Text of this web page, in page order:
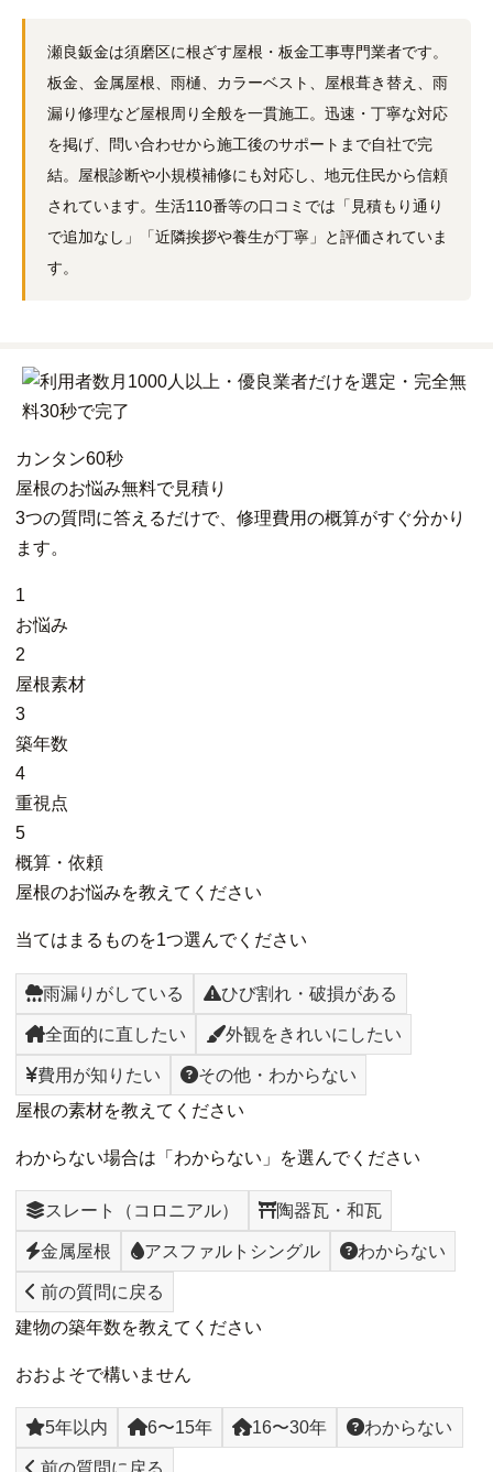
瀬良鈑金は須磨区に根ざす屋根・板金工事専門業者です。
板金、金属屋根、雨樋、カラーベスト、屋根葺き替え、雨
漏り修理など屋根周り全般を一貫施工。迅速・丁寧な対応
を掲げ、問い合わせから施工後のサポートまで自社で完
結。屋根診断や小規模補修にも対応し、地元住民から信頼
されています。生活110番等の口コミでは「見積もり通り
で追加なし」「近隣挨拶や養生が丁寧」と評価されていま
す。
カンタン60秒
屋根のお悩み無料で見積り
3つの質問に答えるだけで、修理費用の概算がすぐ分かり
ます。
1
お悩み
2
屋根素材
3
築年数
4
重視点
5
概算・依頼
屋根のお悩みを教えてください
当てはまるものを1つ選んでください
雨漏りがしている ひび割れ・破損がある
全面的に直したい 外観をきれいにしたい
費用が知りたい
その他・わからない
屋根の素材を教えてください
わからない場合は「わからない」を選んでください
スレート（コロニアル） 陶器瓦・和瓦
金属屋根 アスファルトシングル わからない
前の質問に戻る
建物の築年数を教えてください
おおよそで構いません
5年以内 6〜15年 16〜30年 わからない